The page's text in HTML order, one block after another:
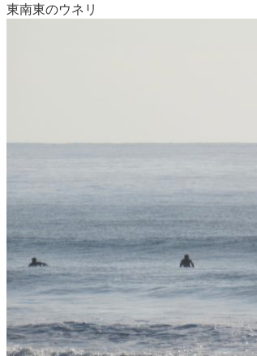
東南東のウネリ